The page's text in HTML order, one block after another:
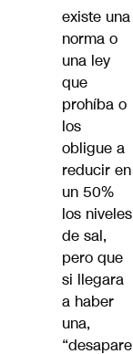
existe una
norma o
una ley
que
prohíba o
los
obligue a
reducir en
un 50%
los niveles
de sal,
pero que
si llegara
a haber
una,
“desapare